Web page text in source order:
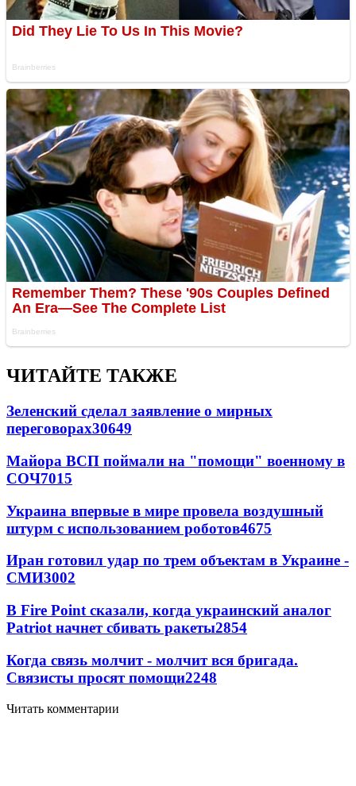
ЧИТАЙТЕ ТАКЖЕ
Зеленский сделал заявление о мирных
переговорах30649
Майора ВСП поймали на "помощи" военному в
СОЧ7015
Украина впервые в мире провела воздушный
штурм с использованием роботов4675
Иран готовил удар по трем объектам в Украине -
СМИ3002
В Fire Point сказали, когда украинский аналог
Patriot начнет сбивать ракеты2854
Когда связь молчит - молчит вся бригада.
Связисты просят помощи2248
Читать комментарии